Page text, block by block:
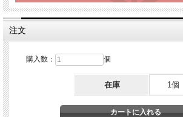
注文
購入数： 個
在庫 1個